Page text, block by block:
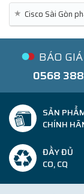
★ Cisco Sài Gòn
BÁO
0568
SẢN
CHÍNH
ĐẦY ĐỦ
CO, CQ